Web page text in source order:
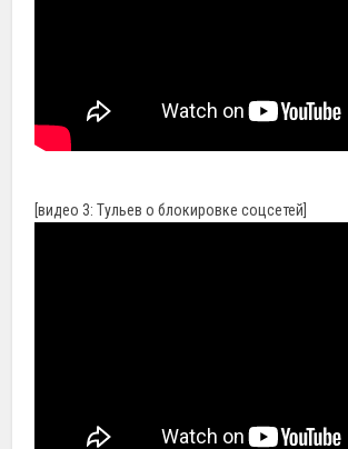
[видео 3: Тульев о блокировке соцсетей]